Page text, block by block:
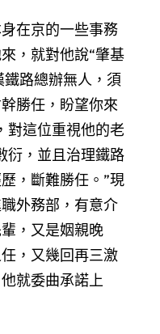
在京的一些事務
，就對他說“肇基
路總辦無人，須
勝任，盼望你來
對這位重視他的老
衍，並且治理鐵路
，斷難勝任。”現
外務部，有意介
，又是姻親晚
，又幾回再三激
就委曲承諾上